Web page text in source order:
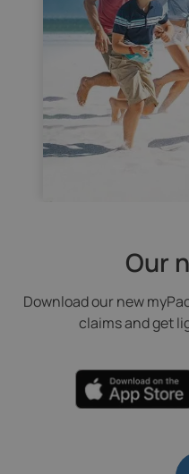
Our
Download our new
claims and get